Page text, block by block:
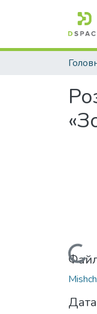
Вантажиться...
Дата